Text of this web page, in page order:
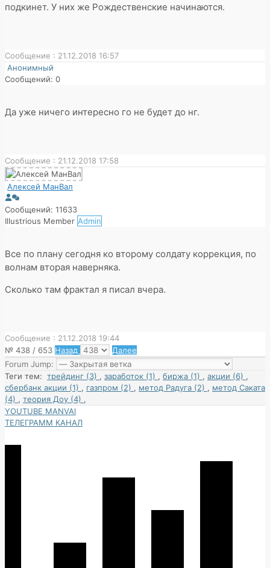
подкинет. У них же Рождественские начинаются.
Сообщение : 21.12.2018 16:57
Анонимный
Сообщений: 0
Да уже ничего интересно го не будет до нг.
Сообщение : 21.12.2018 17:58
Алексей МанВал
Сообщений: 11633
Illustrious Member Admin
Все по плану сегодня ко второму солдату коррекция, по
волнам вторая наверняка.
Сколько там фрактал я писал вчера.
Сообщение : 21.12.2018 19:44
№ 438 / 653 Назад
Далее
Forum Jump:
Теги тем: трейдинг (3) , заработок (1) , биржа (1) , акции (6) ,
сбербанк акции (1) , газпром (2) , метод Радуга (2) , метод Саката
(4) , теория Доу (4) ,
YOUTUBE MANVAl
ТЕЛЕГРАММ КАНАЛ